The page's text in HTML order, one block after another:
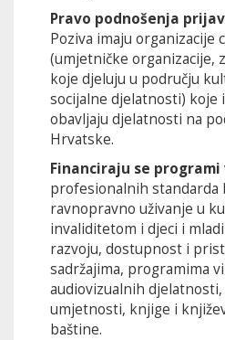
Pravo podnošenja
Poziva imaju organizacije
(umjetničke organizacije,
koje djeluju u području
socijalne djelatnosti) koje
obavljaju djelatnosti na
Hrvatske.
Financiraju se programi
profesionalnih standarda
ravnopravno uživanje u
invaliditetom i djeci i
razvoju, dostupnost i
sadržajima, programima
audiovizualnih
umjetnosti, knjige i
baštine.